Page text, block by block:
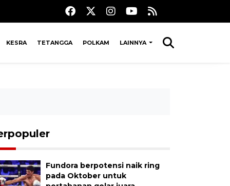
KESRA TETANGGA POLKAM LAINNYA
Fundora berpotensi naik ring
pada Oktober untuk